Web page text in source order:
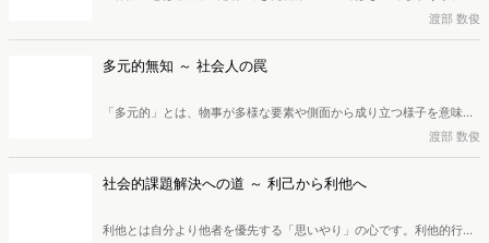
の「界隈」と「消費」が組み合わさった「界隈消費」。この消費行動
では、利便性や機能性といった従来の動機ではなく、「コミュニティ
への共感」や「仲間との一体感・繋がりを得たい瞬間」が強力な
「CEP（カテゴリー・エントリー・ポイント）」として機能します。
会社創造開発研究所所長、一般社団法人マーケティング共創協会理
事・研究フェローを務めている渡部数俊氏が「界隈」について詳しく
掘り下げ、「界隈消費」におけるCEPについて解説します。
渡部 数俊
多元的無知 ～ 社会人の罠
「多元的」とは、物事が多様な要素や側面から成り立つ様子を意味
し、「多元的価値」は、単一ではなく複数の価値観が同等に正しく存
在し、互いに矛盾し合うという思想です。また、相互に独立して競合
しうる複数の源泉が存在することを認める考え方であるのが「多元
論・多元主義」。これらの多角的な見識が社会・経済活動にどのよう
重要なのか。広告・マーケティング業界に40年近く従事し、現在は株
渡部 数俊
社会的課題解決への道 ～ 利己から利他へ
利他とは自分より他者を優先する「思いやり」の心です。利他的行動